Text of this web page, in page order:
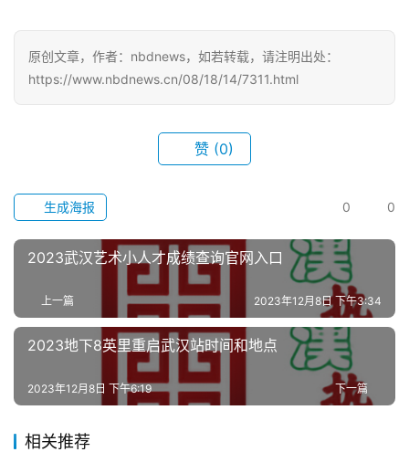
原创文章，作者：nbdnews，如若转载，请注明出处：
https://www.nbdnews.cn/08/18/14/7311.html
赞 (0)
0 0
生成海报
2023武汉艺术小人才成绩查询官网入口
上一篇 2023年12月8日 下午3:34
2023地下8英里重启武汉站时间和地点
下一篇
2023年12月8日 下午6:19
相关推荐